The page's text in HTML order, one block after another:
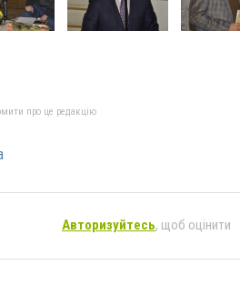
про це редакцію
Авторизуйтесь, щоб оцінити